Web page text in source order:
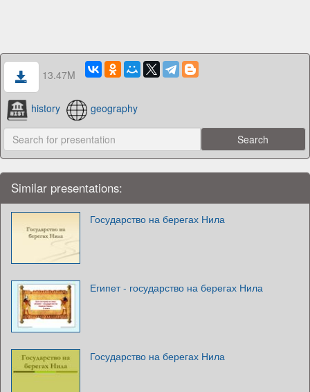
13.47M
history geography
Similar presentations:
Государство на берегах Нила
Египет - государство на берегах Нила
Государство на берегах Нила